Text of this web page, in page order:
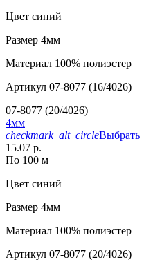
Цвет синий
Размер 4мм
Материал 100% полиэстер
Артикул 07-8077 (16/4026)
07-8077 (20/4026)
4мм
checkmark_alt_circleВыбрать
15.07 р.
По 100 м
Цвет синий
Размер 4мм
Материал 100% полиэстер
Артикул 07-8077 (20/4026)